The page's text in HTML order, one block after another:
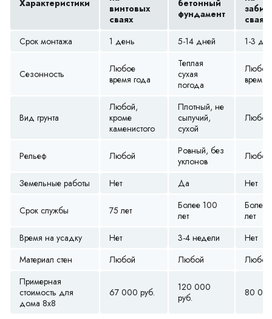
Характеристики
винтовых
сваях
бетонный
фундамент
сваях
Срок монтажа
1 день 5-14 дней 1-3
Сезонность
Любое
время года
Теплая
сухая
погода
Любое
время
Вид грунта
Любой,
кроме
каменистого
Плотный, не
сыпучий,
сухой
Любой
Рельеф Любой
Ровный, без
уклонов
Любой
Земельные работы Нет Да Нет
Срок службы 75 лет
Более 100
лет
Более
лет
Время на усадку
Нет 3-4 недели
Нет
Материал стен
Любой Любой
Любой
Примерная
стоимость для
дома 8х8
67 000 руб.
120 000
руб.
80